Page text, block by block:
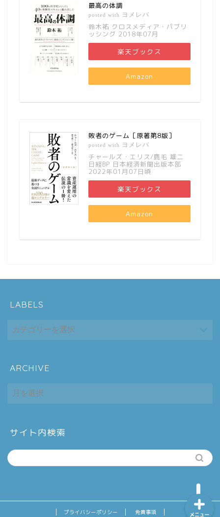
最高の体調
posted with ヨメレバ
鈴木祐 クロスメディア・パブリ
ッシング 2018年07月
楽天ブックス
Amazon
敗者のゲーム［原著第8版］
posted with ヨメレバ
チャールズ・エリス/鹿毛 雄二
日経BP 日本経済新聞出版本部
2022年01月07日頃
楽天ブックス
Amazon
LABELS
ARCHIVE
ARCHIVE
サイト内検索
プライバシーポリシー 免責事項 メニュー